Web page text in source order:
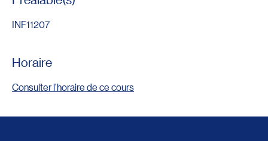
INF11207
Horaire
Consulter l'horaire de ce cours